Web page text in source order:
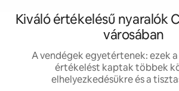
Kiváló értékelésű nyaralók
városában
A vendégek egyetértenek: ezek
értékelést kaptak többek
elhelyezkedésükre és a